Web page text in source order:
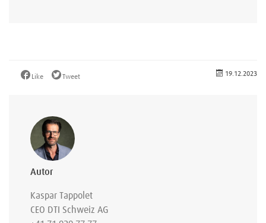
Like Tweet 19.12.2023
Autor
Kaspar Tappolet
CEO DTI Schweiz AG